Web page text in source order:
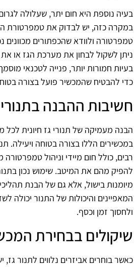
בעיה נוספת היא חום יתר, שעלולה
במקרה כזה, יש לבדוק את טמפרטורת
טמפרטורה ולוודא שהכפתורים
ניתן לשקול לבחון את מערכת הגז או
בעיות חמורות יותר, פנייה לטכנאי
כדי להבטיח שהמכשיר פועל בצורה
חשיבות ההבנה
הבנה מעמיקה של תנורי גז חיונית לכל
במכשירים הללו בצורה בטוחה ויעילה.
רבים, כולל חום מיידי וניהול
להפיק מהם את המיטב. שימוש נכון
מיומנות בישול, אלא גם של הבנת
המאפיינים והיכולות של התנור יכולה
ולחסוך זמן וכסף.
שיקולים בבחירת
כאשר בוחרים אביזרים נלווים לתנור